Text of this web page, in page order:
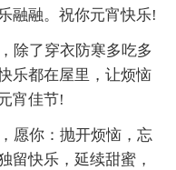
融融。祝你元宵快乐!
除了穿衣防寒多吃多
乐都在屋里，让烦恼
宵佳节!
愿你：抛开烦恼，忘
留快乐，延续甜蜜，